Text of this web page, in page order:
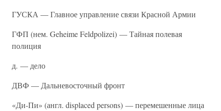
ГУСКА — Главное управление связи Красной Армии
ГФП (нем. Geheime Feldpolizei) — Тайная полевая
полиция
д. — дело
ДВФ — Дальневосточный фронт
«Ди-Пи» (англ. displaced persons) — перемешенные лица